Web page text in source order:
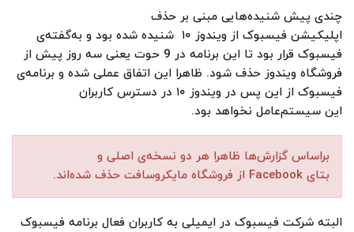
چندی پیش شنیده‌هایی مبنی بر حذف
اپلیکیشن فیسبوک از ویندوز ۱۰ شنیده شده بود و به‌گفته‌ی
فیسبوک قرار بود تا این برنامه در 9 حوت یعنی سه روز پیش از
فروشگاه ویندوز حذف شود. ظاهرا این اتفاق عملی شده و برنامه‌ی
فیسبوک از این پس در ویندوز ۱۰ در دسترس کاربران
این سیستم‌عامل نخواهد بود.
براساس گزارش‌ها ظاهرا هر دو نسخه‌ی اصلی و
بتای Facebook از فروشگاه مایکروسافت حذف شده‌اند.
البته شرکت فیسبوک در ایمیلی به کاربران فعال برنامه فیسبوک